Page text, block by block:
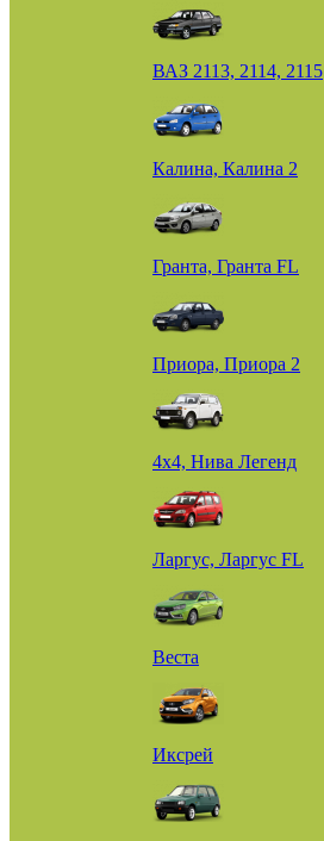
ВАЗ 2113, 2114, 2115
Калина, Калина 2
Гранта, Гранта FL
Приора, Приора 2
4х4, Нива Легенд
Ларгус, Ларгус FL
Веста
Иксрей